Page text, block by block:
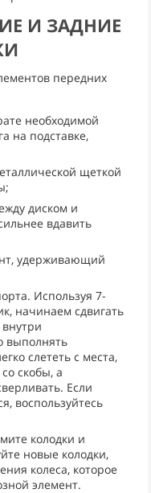
И ЗАДНИЕ
передних
необходимой
на подставке,
щеткой
диском и
вдавить
удерживающий
Используя 7-
начинаем сдвигать
выполнять
слететь с места,
скобы, а
Если
воспользуйтесь
колодки и
новые колодки,
колеса, которое
элемент.